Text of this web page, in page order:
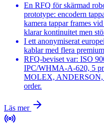
En RFQ för skärmad
prototype: encodern
kamera tappar frames
klarar kontinuitet men
I ett anonymiserat
kablar med flera
RFQ-beviset var: ISO
IPC/WHMA-A-620, 5
MOLEX, ANDERSON,
order.
Läs mer